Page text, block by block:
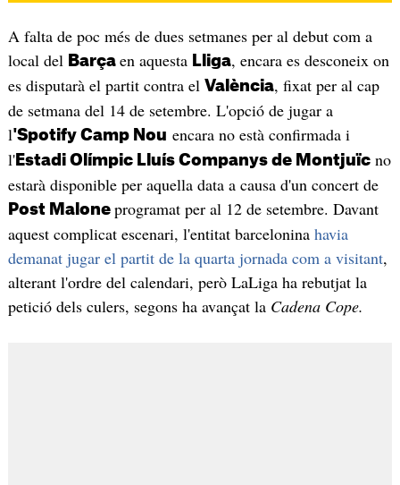
A falta de poc més de dues setmanes per al debut com a
local del Barça en aquesta Lliga, encara es desconeix on
es disputarà el partit contra el València, fixat per al cap
de setmana del 14 de setembre. L'opció de jugar a
l'Spotify Camp Nou encara no està confirmada i
l'Estadi Olímpic Lluís Companys de Montjuïcno
estarà disponible per aquella data a causa d'un concert de
Post Malone programat per al 12 de setembre. Davant
aquest complicat escenari, l'entitat barcelonina havia
demanat jugar el partit de la quarta jornada com a visitant,
alterant l'ordre del calendari, però LaLiga ha rebutjat la
petició dels culers, segons ha avançat la Cadena Cope.